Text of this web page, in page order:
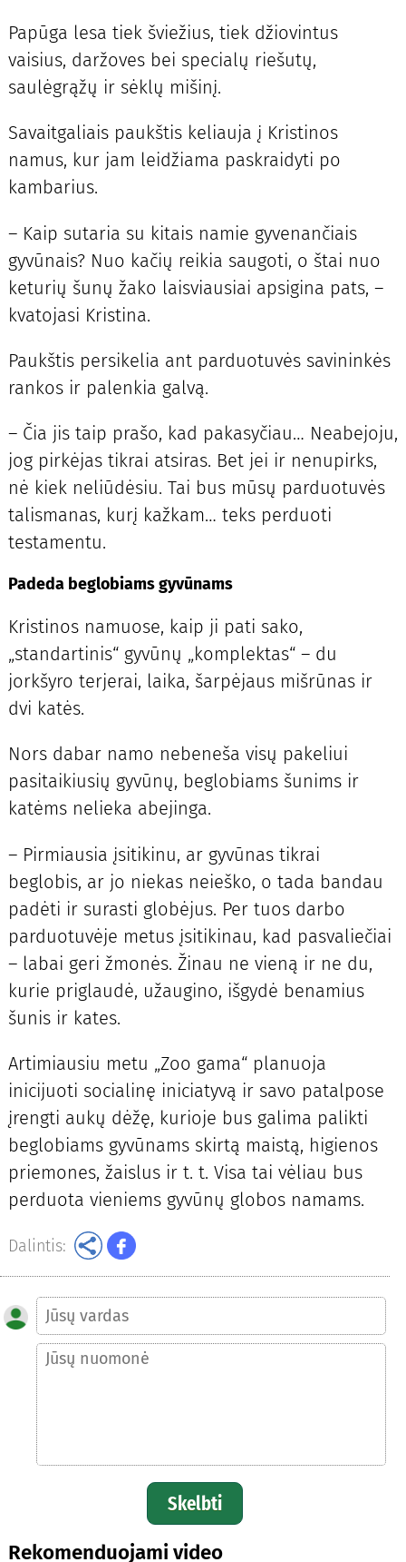
Papūga lesa tiek šviežius, tiek džiovintus
vaisius, daržoves bei specialų riešutų,
saulėgrąžų ir sėklų mišinį.
Savaitgaliais paukštis keliauja į Kristinos
namus, kur jam leidžiama paskraidyti po
kambarius.
– Kaip sutaria su kitais namie gyvenančiais
gyvūnais? Nuo kačių reikia saugoti, o štai nuo
keturių šunų žako laisviausiai apsigina pats, –
kvatojasi Kristina.
Paukštis persikelia ant parduotuvės savininkės
rankos ir palenkia galvą.
– Čia jis taip prašo, kad pakasyčiau… Neabejoju,
jog pirkėjas tikrai atsiras. Bet jei ir nenupirks,
nė kiek neliūdėsiu. Tai bus mūsų parduotuvės
talismanas, kurį kažkam… teks perduoti
testamentu.
Padeda beglobiams gyvūnams
Kristinos namuose, kaip ji pati sako,
„standartinis“ gyvūnų „komplektas“ – du
jorkšyro terjerai, laika, šarpėjaus mišrūnas ir
dvi katės.
Nors dabar namo nebeneša visų pakeliui
pasitaikiusių gyvūnų, beglobiams šunims ir
katėms nelieka abejinga.
– Pirmiausia įsitikinu, ar gyvūnas tikrai
beglobis, ar jo niekas neieško, o tada bandau
padėti ir surasti globėjus. Per tuos darbo
parduotuvėje metus įsitikinau, kad pasvaliečiai
– labai geri žmonės. Žinau ne vieną ir ne du,
kurie priglaudė, užaugino, išgydė benamius
šunis ir kates.
Artimiausiu metu „Zoo gama“ planuoja
inicijuoti socialinę iniciatyvą ir savo patalpose
įrengti aukų dėžę, kurioje bus galima palikti
beglobiams gyvūnams skirtą maistą, higienos
priemones, žaislus ir t. t. Visa tai vėliau bus
perduota vieniems gyvūnų globos namams.
Dalintis:
Skelbti
Rekomenduojami video